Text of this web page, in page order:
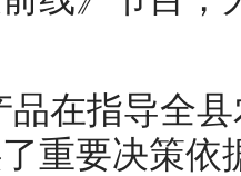
品在指导全
重要决策依